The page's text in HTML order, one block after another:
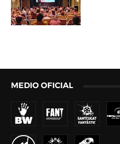
MEDIO OFICIAL